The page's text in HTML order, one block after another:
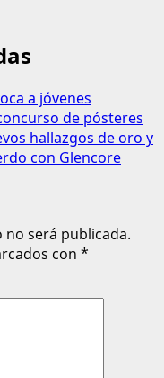
a jóvenes
de pósteres
hallazgos de oro y
con Glencore
será publicada.
con *